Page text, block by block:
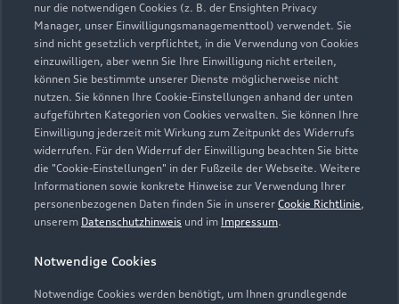
nur die notwendigen Cookies (z. B. der Ensighten Privacy
Manager, unser Einwilligungsmanagementtool) verwendet. Sie
sind nicht gesetzlich verpflichtet, in die Verwendung von Cookies
einzuwilligen, aber wenn Sie Ihre Einwilligung nicht erteilen,
können Sie bestimmte unserer Dienste möglicherweise nicht
nutzen. Sie können Ihre Cookie-Einstellungen anhand der unten
aufgeführten Kategorien von Cookies verwalten. Sie können Ihre
Einwilligung jederzeit mit Wirkung zum Zeitpunkt des Widerrufs
widerrufen. Für den Widerruf der Einwilligung beachten Sie bitte
die "Cookie-Einstellungen" in der Fußzeile der Webseite. Weitere
Informationen sowie konkrete Hinweise zur Verwendung Ihrer
personenbezogenen Daten finden Sie in unserer Cookie Richtlinie,
unserem Datenschutzhinweis und im Impressum.
Notwendige Cookies
Notwendige Cookies werden benötigt, um Ihnen grundlegende
Serviceberater kontaktieren
Servicetermin vereinbaren
Probefahrt vereinbaren
BaderMainzl